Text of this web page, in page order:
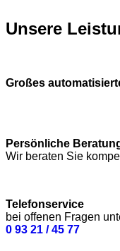
Unsere
Großes
Persönliche
Wir beraten Sie
Telefonservice
bei offenen Fragen
0 93 21 / 45 77